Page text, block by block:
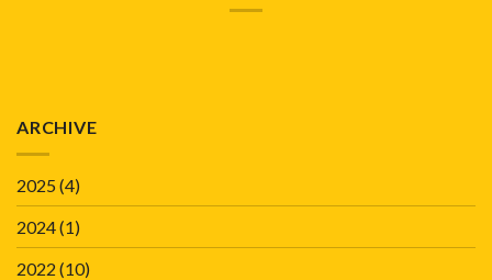
ARCHIVE
2025(4)
2024(1)
2022 (10)